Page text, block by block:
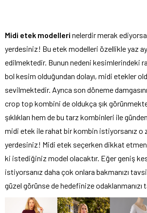
Midi etek modelleri nelerdir merak
yerdesiniz! Bu etek modelleri özellikle yaz
edilmektedir. Bunun nedeni kesimlerindeki
bol kesim olduğundan dolayı, midi etekler
sevilmektedir. Ayrıca son döneme
crop top kombini de oldukça şık
şıklıkları hem de bu tarz kombinleri ile
midi etek ile rahat bir kombin istiyorsanız o
yerdesiniz! Midi etek seçerken dikkat
ki istediğiniz model olacaktır. Eğer geniş
istiyorsanız daha çok onlara bakmanızı
güzel görünse de hedefinize odaklanmanızı